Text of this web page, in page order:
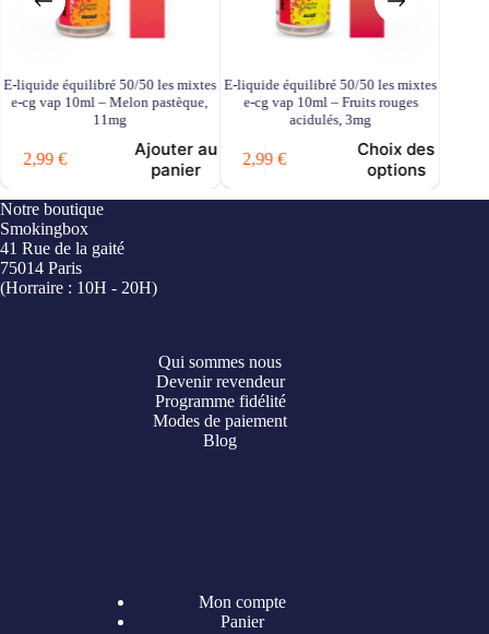
E-liquide équilibré 50/50 les mixtes
e-cg vap 10ml – Melon pastèque,
11mg
2,99€
Ajouter au
panier
E-liquide équilibré 50/50 les mixtes
e-cg vap 10ml – Fruits rouges
acidulés, 3mg
2,99€
Choix des
options
Notre boutique
Smokingbox
41 Rue de la gaité
75014 Paris
(Horraire : 10H - 20H)
Qui sommes nous
Devenir revendeur
Programme fidélité
Modes de paiement
Blog
Mon compte
Panier